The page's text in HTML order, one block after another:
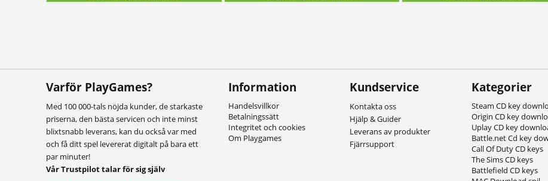
Varför PlayGames?
Med 100 000-tals nöjda kunder, de starkaste
priserna, den bästa servicen och inte minst
blixtsnabb leverans, kan du också var med
och få ditt spel levererat digitalt på bara ett
par minuter!
Vår Trustpilot talar för sig själv
Information
Handelsvillkor
Betalningssätt
Integritet och cookies
Om Playgames
Kundservice
Kontakta oss
Hjälp & Guider
Leverans av produkter
Fjärrsupport
Kategorier
Steam CD key
Origin CD key
Uplay CD key
Battle.net Cd key
Call Of Duty CD keys
The Sims CD keys
Battlefield CD keys